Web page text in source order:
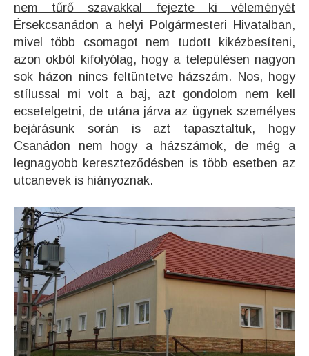
nem tűrő szavakkal fejezte ki véleményét
Érsekcsanádon a helyi Polgármesteri Hivatalban,
mivel több csomagot nem tudott kikézbesíteni,
azon okból kifolyólag, hogy a településen nagyon
sok házon nincs feltüntetve házszám. Nos, hogy
stílussal mi volt a baj, azt gondolom nem kell
ecsetelgetni, de utána járva az ügynek személyes
bejárásunk során is azt tapasztaltuk, hogy
Csanádon nem hogy a házszámok, de még a
legnagyobb kereszteződésben is több esetben az
utcanevek is hiányoznak.